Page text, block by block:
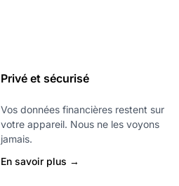
Privé et sécurisé
Vos données financières restent sur
votre appareil. Nous ne les voyons
jamais.
En savoir plus →